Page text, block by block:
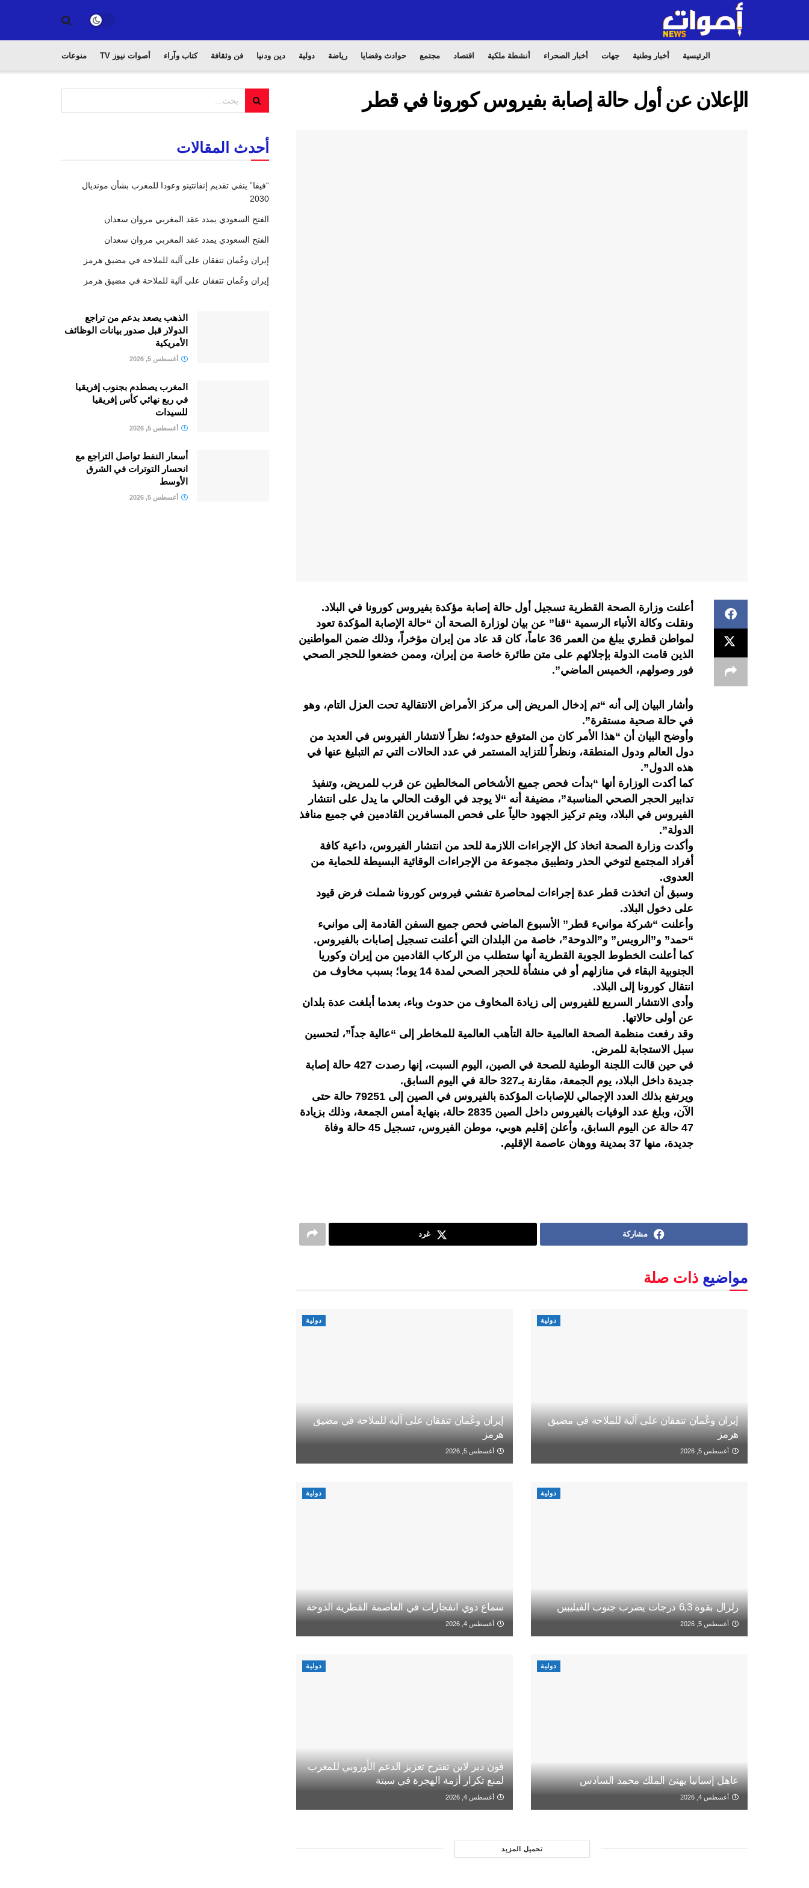
الرئيسية أخبار وطنية جهات أخبار الصحراء أنشطة ملكية اقتصاد مجتمع حوادث وقضايا رياضة دولية دين ودنيا فن وثقافة كتاب وآراء أصوات نيوز TV منوعات
الإعلان عن أول حالة إصابة بفيروس كورونا في قطر
أعلنت وزارة الصحة القطرية تسجيل أول حالة إصابة مؤكدة بفيروس كورونا في البلاد.
ونقلت وكالة الأنباء الرسمية “قنا” عن بيان لوزارة الصحة أن “حالة الإصابة المؤكدة تعود
لمواطن قطري يبلغ من العمر 36 عاماً، كان قد عاد من إيران مؤخراً، وذلك ضمن المواطنين
الذين قامت الدولة بإجلائهم على متن طائرة خاصة من إيران، وممن خضعوا للحجر الصحي
فور وصولهم، الخميس الماضي”.
وأشار البيان إلى أنه “تم إدخال المريض إلى مركز الأمراض الانتقالية تحت العزل التام، وهو
في حالة صحية مستقرة”.
وأوضح البيان أن “هذا الأمر كان من المتوقع حدوثه؛ نظراً لانتشار الفيروس في العديد من
دول العالم ودول المنطقة، ونظراً للتزايد المستمر في عدد الحالات التي تم التبليغ عنها في
هذه الدول”.
كما أكدت الوزارة أنها “بدأت فحص جميع الأشخاص المخالطين عن قرب للمريض، وتنفيذ
تدابير الحجر الصحي المناسبة”، مضيفة أنه “لا يوجد في الوقت الحالي ما يدل على انتشار
الفيروس في البلاد، ويتم تركيز الجهود حالياً على فحص المسافرين القادمين في جميع منافذ
الدولة”.
وأكدت وزارة الصحة اتخاذ كل الإجراءات اللازمة للحد من انتشار الفيروس، داعية كافة
أفراد المجتمع لتوخي الحذر وتطبيق مجموعة من الإجراءات الوقائية البسيطة للحماية من
العدوى.
وسبق أن اتخذت قطر عدة إجراءات لمحاصرة تفشي فيروس كورونا شملت فرض قيود
على دخول البلاد.
وأعلنت “شركة موانيء قطر” الأسبوع الماضي فحص جميع السفن القادمة إلى موانيء
“حمد” و”الرويس” و”الدوحة”، خاصة من البلدان التي أعلنت تسجيل إصابات بالفيروس.
كما أعلنت الخطوط الجوية القطرية أنها ستطلب من الركاب القادمين من إيران وكوريا
الجنوبية البقاء في منازلهم أو في منشأة للحجر الصحي لمدة 14 يوما؛ بسبب مخاوف من
انتقال كورونا إلى البلاد.
وأدى الانتشار السريع للفيروس إلى زيادة المخاوف من حدوث وباء، بعدما أبلغت عدة بلدان
عن أولى حالاتها.
وقد رفعت منظمة الصحة العالمية حالة التأهب العالمية للمخاطر إلى “عالية جداً”، لتحسين
سبل الاستجابة للمرض.
في حين قالت اللجنة الوطنية للصحة في الصين، اليوم السبت، إنها رصدت 427 حالة إصابة
جديدة داخل البلاد، يوم الجمعة، مقارنة بـ327 حالة في اليوم السابق.
ويرتفع بذلك العدد الإجمالي للإصابات المؤكدة بالفيروس في الصين إلى 79251 حالة حتى
الآن، وبلغ عدد الوفيات بالفيروس داخل الصين 2835 حالة، بنهاية أمس الجمعة، وذلك بزيادة
47 حالة عن اليوم السابق، وأعلن إقليم هوبي، موطن الفيروس، تسجيل 45 حالة وفاة
جديدة، منها 37 بمدينة ووهان عاصمة الإقليم.
مشاركة غرد
مواضيع ذات صلة
دولية
إيران وعُمان تتفقان على آلية للملاحة في مضيق
هرمز
أغسطس 5, 2026
دولية
إيران وعُمان تتفقان على آلية للملاحة في مضيق
هرمز
أغسطس 5, 2026
دولية
زلزال بقوة 6,3 درجات يضرب جنوب الفيليبين
أغسطس 5, 2026
دولية
سماع دوي انفجارات في العاصمة القطرية الدوحة
أغسطس 4, 2026
دولية
عاهل إسبانيا يهنئ الملك محمد السادس
أغسطس 4, 2026
دولية
فون دير لاين تقترح تعزيز الدعم الأوروبي للمغرب
لمنع تكرار أزمة الهجرة في سبتة
أغسطس 4, 2026
تحميل المزيد
أحدث المقالات
“فيفا” ينفي تقديم إنفانتينو وعودا للمغرب بشأن مونديال
2030
الفتح السعودي يمدد عقد المغربي مروان سعدان
الفتح السعودي يمدد عقد المغربي مروان سعدان
إيران وعُمان تتفقان على آلية للملاحة في مضيق هرمز
إيران وعُمان تتفقان على آلية للملاحة في مضيق هرمز
الذهب يصعد بدعم من تراجع
الدولار قبل صدور بيانات الوظائف
الأمريكية
أغسطس 5, 2026
المغرب يصطدم بجنوب إفريقيا
في ربع نهائي كأس إفريقيا
للسيدات
أغسطس 5, 2026
أسعار النفط تواصل التراجع مع
انحسار التوترات في الشرق
الأوسط
أغسطس 5, 2026